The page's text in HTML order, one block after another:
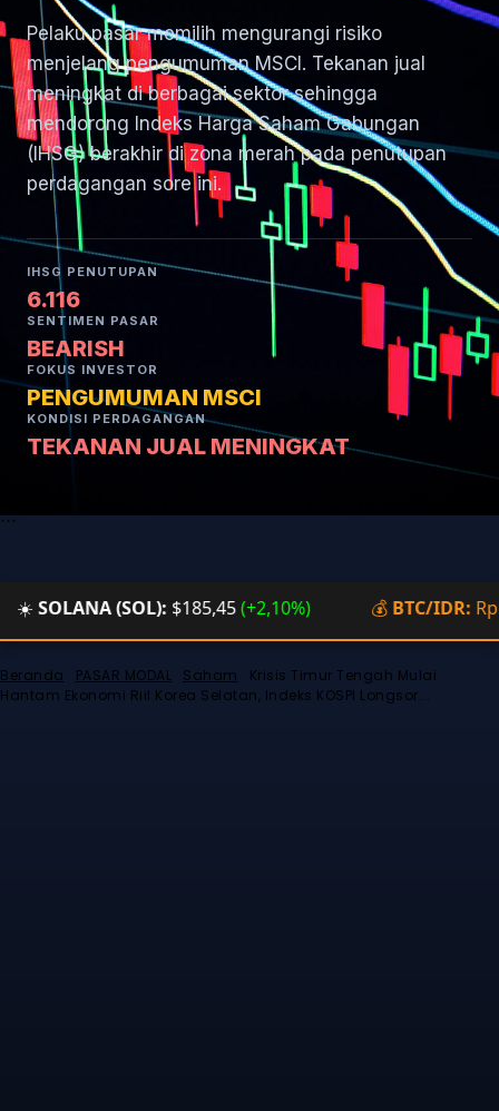
Pelaku pasar memilih mengurangi risiko
menjelang pengumuman MSCI. Tekanan jual
meningkat di berbagai sektor sehingga
mendorong Indeks Harga Saham Gabungan
(IHSG) berakhir di zona merah pada penutupan
perdagangan sore ini.
IHSG PENUTUPAN
6.116
SENTIMEN PASAR
BEARISH
FOKUS INVESTOR
PENGUMUMAN MSCI
KONDISI PERDAGANGAN
TEKANAN JUAL MENINGKAT
```
(SOL):$185,45(+2,10%) 💰BTC/IDR:Rp 1,45
Beranda PASAR MODAL Saham
Krisis Timur Tengah Mulai
Hantam Ekonomi Riil Korea Selatan, Indeks KOSPI Longsor...